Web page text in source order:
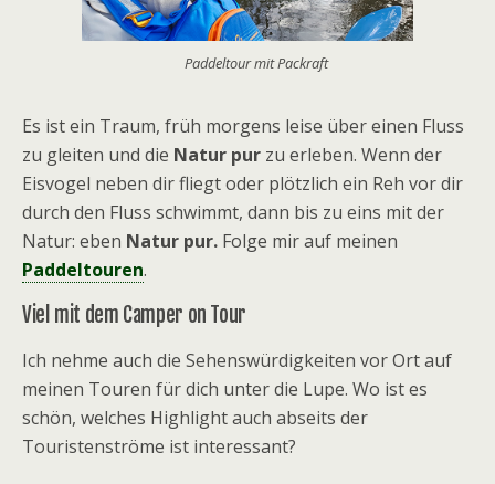
Paddeltour mit Packraft
Es ist ein Traum, früh morgens leise über einen Fluss
zu gleiten und die Natur pur zu erleben. Wenn der
Eisvogel neben dir fliegt oder plötzlich ein Reh vor dir
durch den Fluss schwimmt, dann bis zu eins mit der
Natur: eben Natur pur. Folge mir auf meinen
Paddeltouren.
Viel mit dem Camper on Tour
Ich nehme auch die Sehenswürdigkeiten vor Ort auf
meinen Touren für dich unter die Lupe. Wo ist es
schön, welches Highlight auch abseits der
Touristenströme ist interessant?